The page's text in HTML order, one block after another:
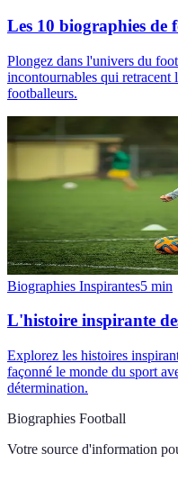
Les 10 biographies de
Plongez dans l'univers du
incontournables qui retracent
footballeurs.
Biographies Inspirantes5 min
L'histoire inspirante
Explorez les histoires
façonné le monde du sport
détermination.
Biographies Football
Votre source d'information